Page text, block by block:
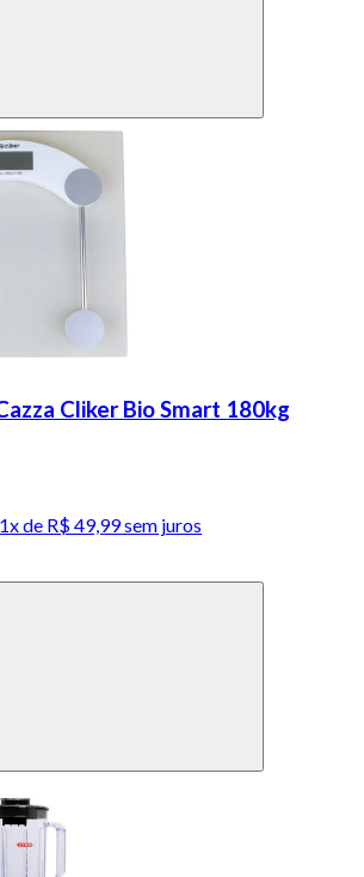
Cliker Bio Smart 180kg
de R$ 49,99sem juros